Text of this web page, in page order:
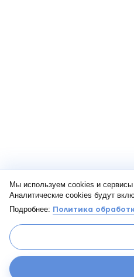
Мы используем cookies и
Аналитические cookies будут
Подробнее: Политика